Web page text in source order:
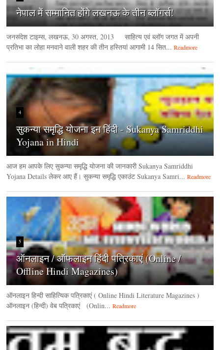
नेपाल में सम्मानित होंगे लखनऊ के तीन ब्लॉगर्स!
जनसंदेश टाइम्‍स, लखनऊ, 30 अगस्‍त, 2013 साहित्य एवं ब्लॉग जगत में अपनी
प्रतिभा का लोहा मनवाने वाली शहर की तीन हस्तियां आगामी 14 सित... Readmore
4
सुकन्या समृद्धि योजना इन हिंदी - Sukanya Samriddhi
Yojana in Hindi
आज हम आपके लिए सुकन्या समृद्धि योजना की जानकारी Sukanya Samriddhi
Yojana Details लेकर आए हैं। सुकन्या समृद्धि एकाउंट Sukanya Samri... Readmore
5
ऑनलाइन / ऑफलाइन हिंदी पत्रिकाएं (Online /
Offline Hindi Magazines)
ऑनलाइन हिन्‍दी साहित्यिक पत्रिकाएं ( Online Hindi Literature Magazines )
ऑनलाइन (हिन्‍दी) वेब पत्रिकाएं (Onlin... Readmore